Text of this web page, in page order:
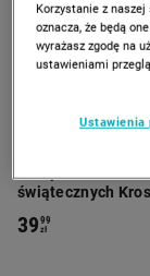
świątecznych
3999
zł
Korzystanie z
oznacza, że będą
wyrażasz zgodę na
ustawieniami
Ustawienia